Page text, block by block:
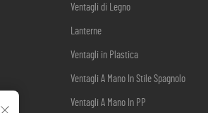
Ventagli di Legno
Lanterne
Ventagli in Plastica
Ventagli A Mano In Stile Spagnolo
Ventagli A Mano In PP